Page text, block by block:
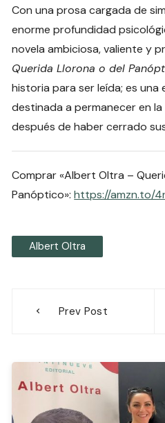
Con una prosa cargada de
enorme profundidad
novela ambiciosa, valiente y
Querida Llorona o del
historia para ser leída; es una
destinada a permanecer en
después de haber cerrado
Comprar «Albert Oltra –
Panóptico»:https://amzn.to/
Albert Oltra
Prev Post